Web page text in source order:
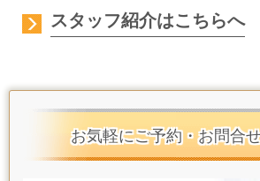
スタッフ紹介はこちらへ
お気軽にご予約・お問合